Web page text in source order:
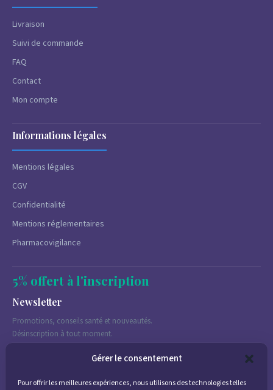
Gérer le consentement
Pour offrir les meilleures expériences, nous utilisons des technologies telles
Livraison
Suivi de commande
FAQ
Contact
Mon compte
Informations légales
Mentions légales
CGV
Confidentialité
Mentions réglementaires
Pharmacovigilance
5% offert à l'inscription
Newsletter
Promotions, conseils santé et nouveautés.
Désinscription à tout moment.